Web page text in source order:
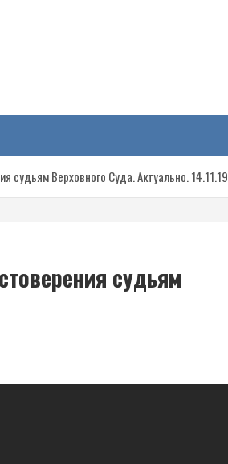
судьям Верховного Суда. Актуально. 14.11.19
судьям